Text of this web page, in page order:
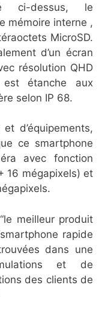
ci-dessus, le
mémoire interne ,
MicroSD.
d’un écran
résolution QHD
étanche aux
selon IP 68.
d’équipements,
ce smartphone
avec fonction
16 mégapixels) et
meilleur produit
rapide
dans une
et de
des clients de